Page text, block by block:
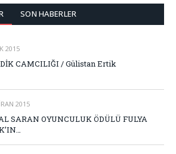
SON HABERLER
2015
CAMCILIĞI / Gülistan Ertik
2015
SARAN OYUNCULUK ÖDÜLÜ FULYA